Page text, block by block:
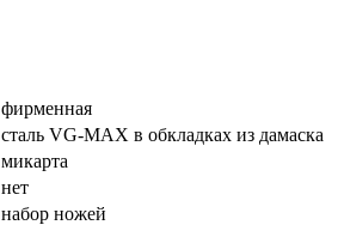
фирменная
сталь VG-MAX в обкладках из дамаска
микарта
нет
набор ножей